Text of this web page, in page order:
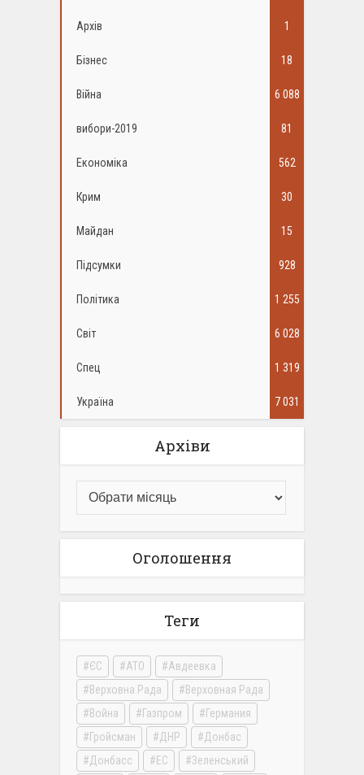
Архів 1
Бізнес 18
Війна 6 088
вибори-2019 81
Економіка 562
Крим 30
Майдан 15
Підсумки 928
Політика 1 255
Світ 6 028
Спец 1 319
Україна 7 031
Архіви
Оголошення
Теги
ЄС АТО
Авдеевка
Верховна Рада
Верховная Рада
Война
Газпром
Германия
Гройсман
ДНР
Донбас
Донбасс
ЕС Зеленський